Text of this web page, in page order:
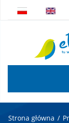
Strona główna /